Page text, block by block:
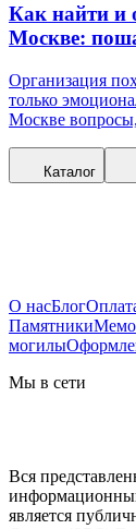
Как найти и
Москве:
Организация
только
Москве
Каталог
О насБлог
Памятники
могилы
Мы в сети
Вся
является